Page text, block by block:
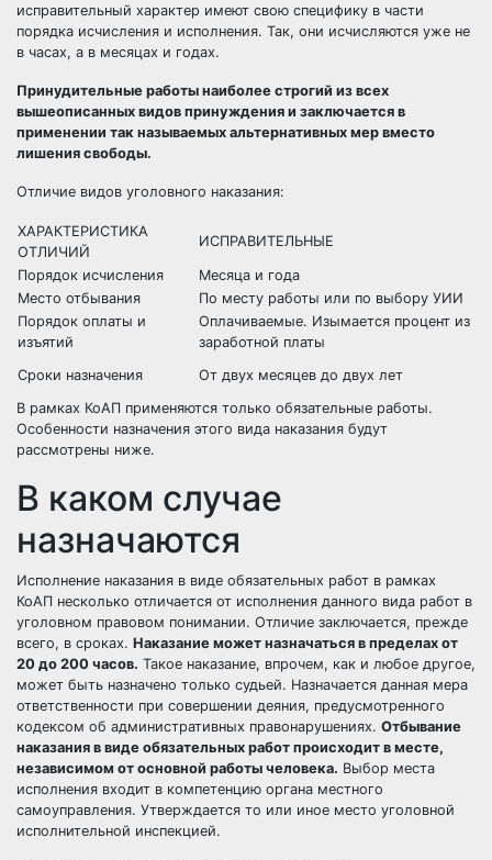
исправительный характер имеют свою специфику в части
порядка исчисления и исполнения. Так, они исчисляются уже не
в часах, а в месяцах и годах.
Принудительные работы наиболее строгий из всех
вышеописанных видов принуждения и заключается в
применении так называемых альтернативных мер вместо
лишения свободы.
Отличие видов уголовного наказания:
ХАРАКТЕРИСТИКА
ОТЛИЧИЙ
ИСПРАВИТЕЛЬНЫЕ
Порядок исчисления
Месяца и года
Место отбывания
По месту работы или по выбору УИИ
Порядок оплаты и
изъятий
Оплачиваемые. Изымается процент из
заработной платы
Сроки назначения
От двух месяцев до двух лет
В рамках КоАП применяются только обязательные работы.
Особенности назначения этого вида наказания будут
рассмотрены ниже.
В каком случае
назначаются
Исполнение наказания в виде обязательных работ в рамках
КоАП несколько отличается от исполнения данного вида работ в
уголовном правовом понимании. Отличие заключается, прежде
всего, в сроках. Наказание может назначаться в пределах от
20 до 200 часов. Такое наказание, впрочем, как и любое другое,
может быть назначено только судьей. Назначается данная мера
ответственности при совершении деяния, предусмотренного
кодексом об административных правонарушениях. Отбывание
наказания в виде обязательных работ происходит в месте,
независимом от основной работы человека. Выбор места
исполнения входит в компетенцию органа местного
самоуправления. Утверждается то или иное место уголовной
исполнительной инспекцией.